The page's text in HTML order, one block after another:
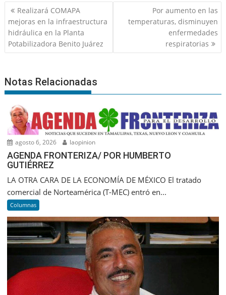
Navegación
de
entradas
Realizará COMAPA
mejoras en la infraestructura
hidráulica en la Planta
Potabilizadora Benito Juárez
Por aumento en las
temperaturas, disminuyen
enfermedades
respiratorias
Notas Relacionadas
agosto 6, 2026 laopinion
AGENDA FRONTERIZA/ POR HUMBERTO
GUTIÉRREZ
LA OTRA CARA DE LA ECONOMÍA DE MÉXICO El tratado
comercial de Norteamérica (T-MEC) entró en...
Columnas